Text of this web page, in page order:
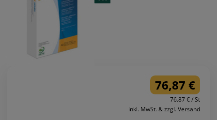
76,87 €
76.87 € / St
inkl. MwSt. & zzgl. Versand